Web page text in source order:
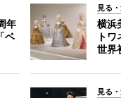
年
ベ
見る
横浜
ト
世界
見る